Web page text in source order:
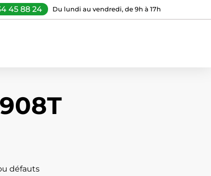
45 88 24 Du lundi au vendredi, de 9h à 17h
défauts